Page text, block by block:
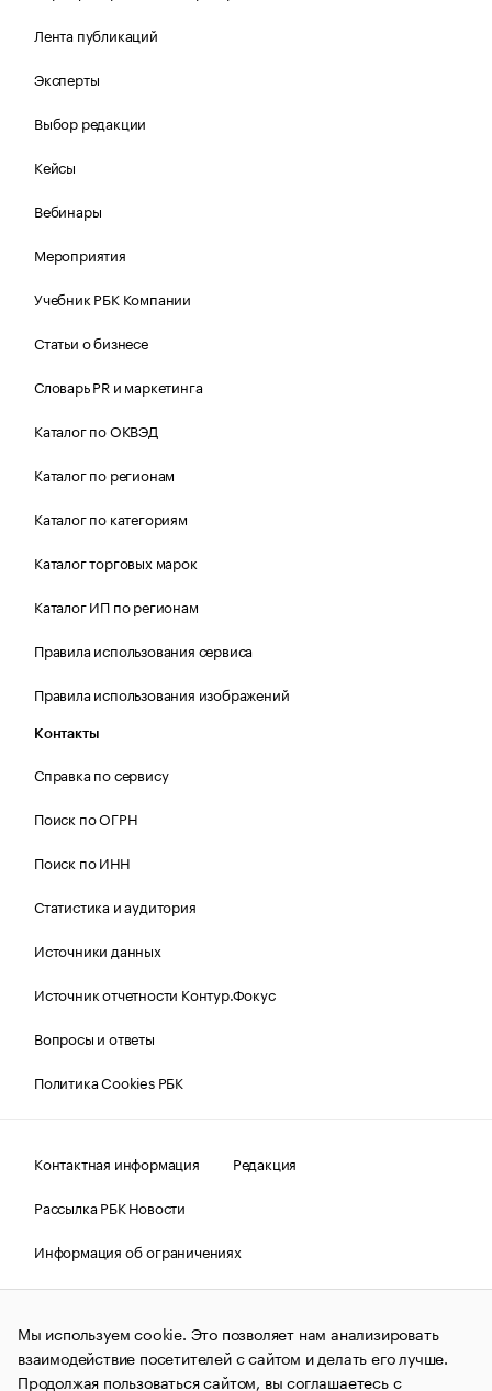
Лента публикаций
Эксперты
Выбор редакции
Кейсы
Вебинары
Мероприятия
Учебник РБК Компании
Статьи о бизнесе
Словарь PR и маркетинга
Каталог по ОКВЭД
Каталог по регионам
Каталог по категориям
Каталог торговых марок
Каталог ИП по регионам
Правила использования сервиса
Правила использования изображений
Контакты
Справка по сервису
Поиск по ОГРН
Поиск по ИНН
Статистика и аудитория
Источники данных
Источник отчетности Контур.Фокус
Вопросы и ответы
Политика Cookies РБК
Контактная информация
Редакция
Рассылка РБК Новости
Информация об ограничениях
Правовая информация
О соблюдении авторских прав
© АО «РОСБИЗНЕСКОНСАЛТИНГ»,1995–2026.Сообщения
и материалы информационного агентства «РБК»
(зарегистрировано Федеральной службой по надзору в сфере
Мы используем cookie. Это позволяет нам анализировать
взаимодействие посетителей с сайтом и делать его лучше.
Продолжая пользоваться сайтом, вы соглашаетесь с